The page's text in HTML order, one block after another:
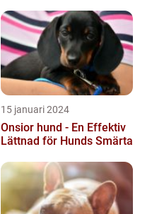
15 januari 2024
Onsior hund - En Effektiv
Lättnad för Hunds Smärta